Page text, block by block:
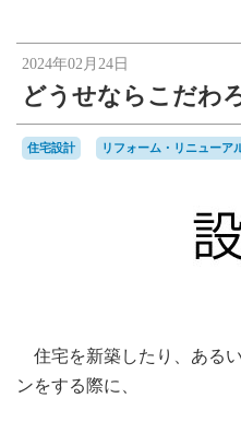
2024年02月24日
どうせならこだわ
住宅設計 リフォーム・リニューア
住宅を新築したり、ある
ンをする際に、